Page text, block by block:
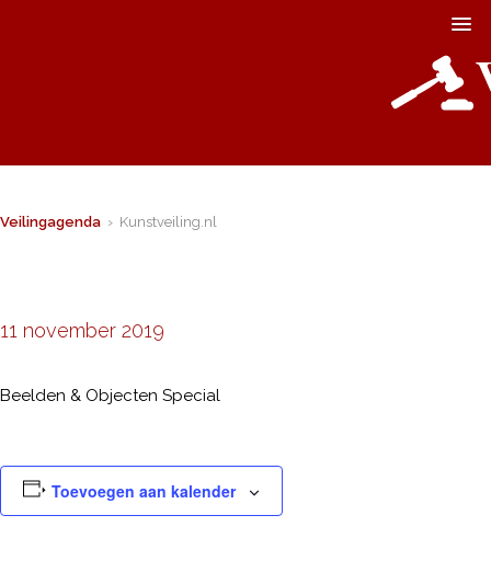
Veilingagenda › Kunstveiling.nl
11 november 2019
Beelden & Objecten Special
Toevoegen aan kalender